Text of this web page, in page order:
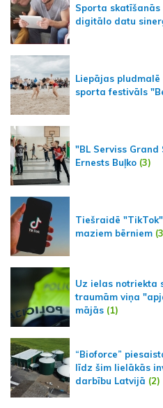
Sporta
digitālo datu
Liepājas
sporta festivāls
"BL Serviss
Ernests Buļko (3)
Tiešraidē
maziem bērniem
Uz ielas notriekta
traumām viņa
mājās (1)
“Bioforce”
līdz šim lielākās
darbību Latvijā (2)